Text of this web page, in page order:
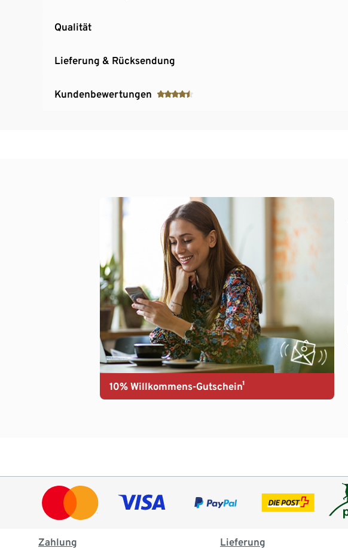
Qualität
Lieferung & Rücksendung
Kundenbewertungen
10% Willkommens-Gutschein¹
Zahlung Lieferung